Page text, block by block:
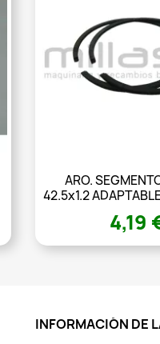
ARO.
42.5x1.2
4,19
INFORMACIÓN DE